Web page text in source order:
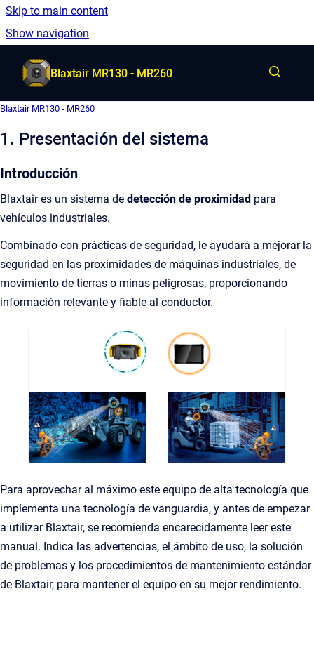
Skip to main content
Show navigation
Go to homepage
Blaxtair MR130 - MR260
Blaxtair MR130 - MR260
1. Presentación del sistema
Introducción
Blaxtair es un sistema de detección de proximidad para
vehículos industriales.
Combinado con prácticas de seguridad, le ayudará a mejorar la
seguridad en las proximidades de máquinas industriales, de
movimiento de tierras o minas peligrosas, proporcionando
información relevante y fiable al conductor.
Para aprovechar al máximo este equipo de alta tecnología que
implementa una tecnología de vanguardia, y antes de empezar
a utilizar Blaxtair, se recomienda encarecidamente leer este
manual. Indica las advertencias, el ámbito de uso, la solución
de problemas y los procedimientos de mantenimiento estándar
de Blaxtair, para mantener el equipo en su mejor rendimiento.